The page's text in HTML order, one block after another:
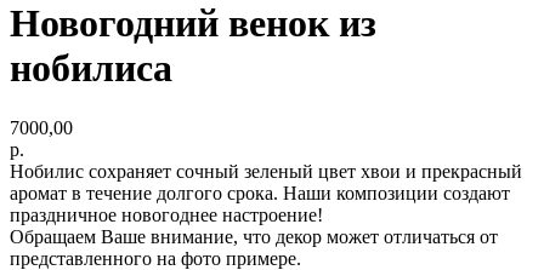
Новогодний венок из
нобилиса
7000,00
р.
Нобилис сохраняет сочный зеленый цвет хвои и прекрасный
аромат в течение долгого срока. Наши композиции создают
праздничное новогоднее настроение!
Обращаем Ваше внимание, что декор может отличаться от
представленного на фото примере.